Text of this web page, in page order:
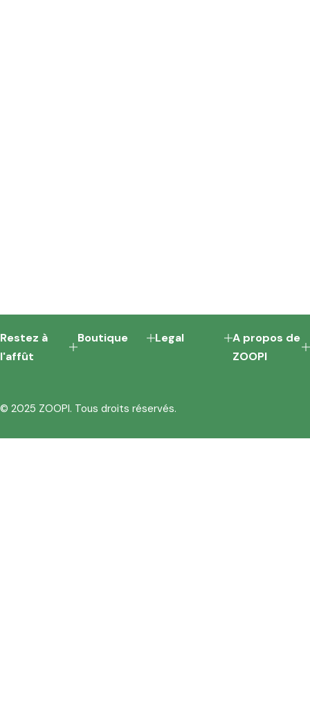
Restez à
l'affût
Boutique Legal
A propos de
ZOOPI
© 2025 ZOOPI. Tous droits réservés.